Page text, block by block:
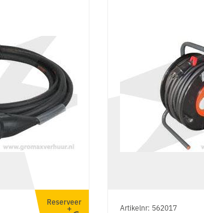
Reserveer
Artikelnr: 562017